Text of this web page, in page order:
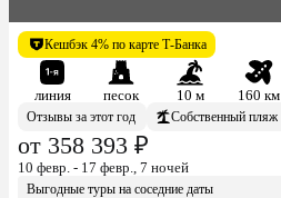
Кешбэк 4% по карте Т-Банка
линия песок 10 м 160 км
Отзывы за этот год
Собственный пляж
от 358 393 ₽
10 февр. - 17 февр., 7 ночей
Выгодные туры на соседние даты